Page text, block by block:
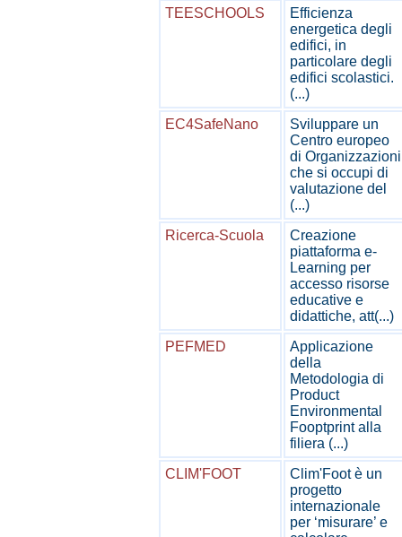
TEESCHOOLS
Efficienza
energetica degli
edifici, in
particolare degli
edifici scolastici.
(...)
EC4SafeNano
Sviluppare un
Centro europeo
di Organizzazioni
che si occupi di
valutazione del
(...)
Ricerca-Scuola
Creazione
piattaforma e-
Learning per
accesso risorse
educative e
didattiche, att(...)
PEFMED
Applicazione
della
Metodologia di
Product
Environmental
Fooptprint alla
filiera (...)
CLIM'FOOT
Clim'Foot è un
progetto
internazionale
per ‘misurare’ e